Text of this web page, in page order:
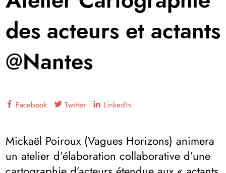
des acteurs et actants
@Nantes
Facebook Twitter LinkedIn
Mickaël Poiroux (Vagues Horizons) animera
un atelier d’élaboration collaborative d’une